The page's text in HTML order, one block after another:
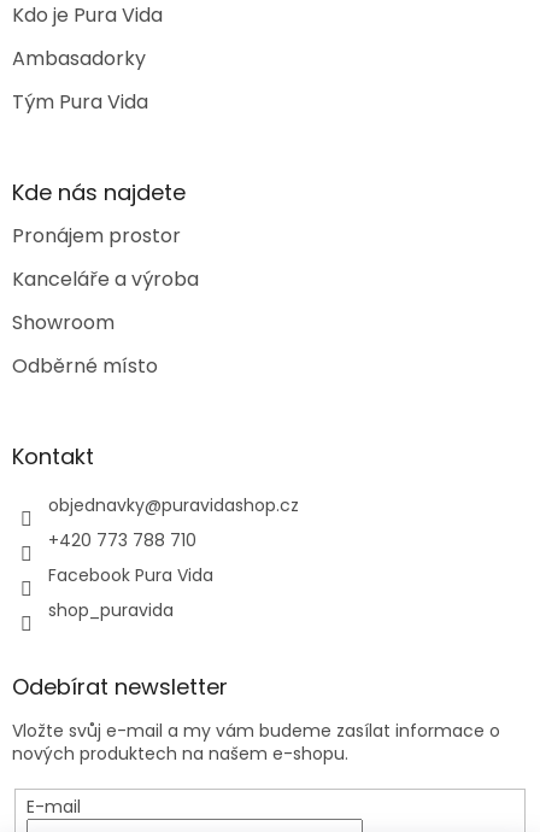
Kdo je Pura Vida
Ambasadorky
Tým Pura Vida
Kde nás najdete
Pronájem prostor
Kanceláře a výroba
Showroom
Odběrné místo
Kontakt
objednavky@puravidashop.cz
+420 773 788 710
Facebook Pura Vida
shop_puravida
Odebírat newsletter
Vložte svůj e-mail a my vám budeme zasílat informace o
nových produktech na našem e-shopu.
E-mail